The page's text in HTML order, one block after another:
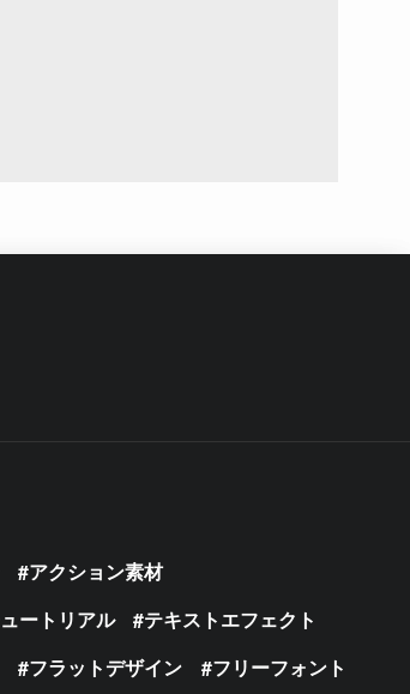
アクション素材
ートリアル
テキストエフェクト
フラットデザイン フリーフォント